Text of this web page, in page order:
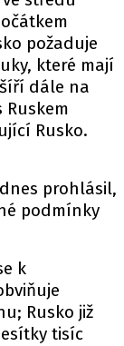
požaduje
které mají
dále na
Rusko.
prohlásil,
podmínky
k
Rusko již
tisíc